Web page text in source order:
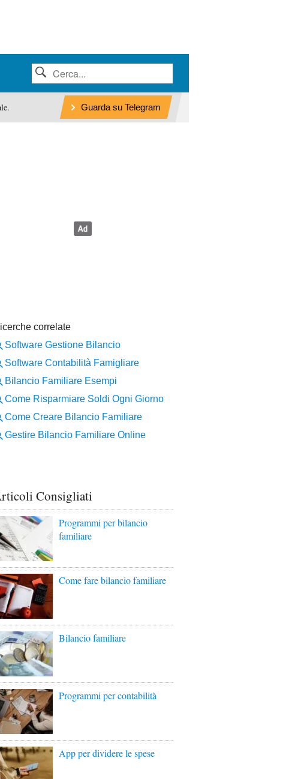
Guarda su Telegram
Consigliati
Programmi per bilancio
familiare
Come fare bilancio familiare
Bilancio familiare
Programmi per contabilità
App per dividere le spese